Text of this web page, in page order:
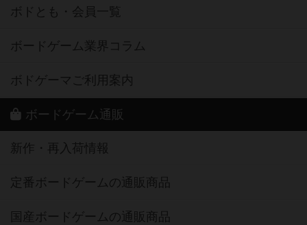
ボドとも・会員一覧
ボードゲーム業界コラム
ボドゲーマご利用案内
ボードゲーム通販
新作・再入荷情報
定番ボードゲームの通販商品
国産ボードゲームの通販商品